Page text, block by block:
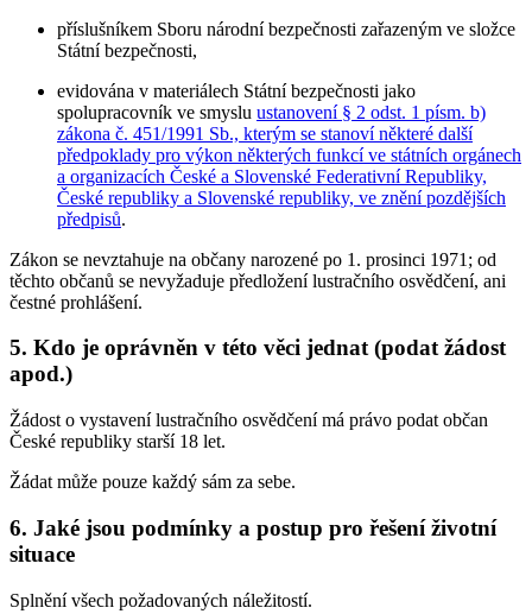
příslušníkem Sboru národní bezpečnosti zařazeným ve složce
Státní bezpečnosti,
evidována v materiálech Státní bezpečnosti jako
spolupracovník ve smyslu ustanovení § 2 odst. 1 písm. b)
zákona č. 451/1991 Sb., kterým se stanoví některé další
předpoklady pro výkon některých funkcí ve státních orgánech
a organizacích České a Slovenské Federativní Republiky,
České republiky a Slovenské republiky, ve znění pozdějších
předpisů.
Zákon se nevztahuje na občany narozené po 1. prosinci 1971; od
těchto občanů se nevyžaduje předložení lustračního osvědčení, ani
čestné prohlášení.
5. Kdo je oprávněn v této věci jednat (podat žádost
apod.)
Žádost o vystavení lustračního osvědčení má právo podat občan
České republiky starší 18 let.
Žádat může pouze každý sám za sebe.
6. Jaké jsou podmínky a postup pro řešení životní
situace
Splnění všech požadovaných náležitostí.